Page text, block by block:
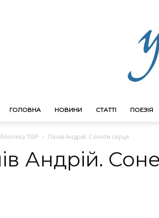
ГОЛОВНА НОВИНИ СТАТТІ ПОЕЗІЯ
ТВІР Панів Андрій. Сонети серця
Андрій.